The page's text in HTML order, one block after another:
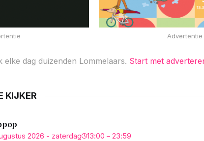
Advertentie
elke dag duizenden Lommelaars. Start met
KIJKER
2026 - zaterdag
13:00 – 23:59